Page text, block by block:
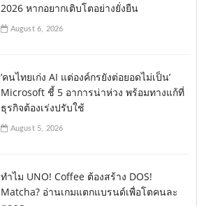
2026 หากอยากเติบโตอย่างยั่งยืน
August 6, 2026
‘คนไทยเก่ง AI แต่องค์กรยังต่อยอดไม่เป็น’
Microsoft ชี้ 5 อาการน่าห่วง พร้อมทางแก้ที่
ธุรกิจต้องเร่งปรับใช้
August 5, 2026
ทำไม UNO! Coffee ต้องสร้าง DOS!
Matcha? อ่านเกมแตกแบรนด์เพื่อโตคนละ